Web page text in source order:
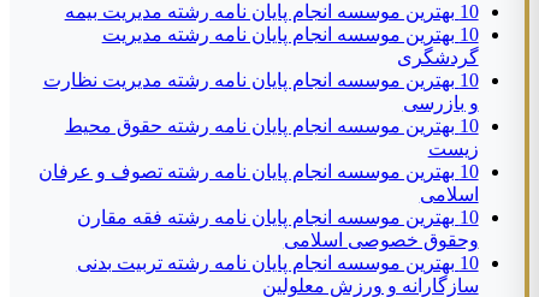
10 بهترین موسسه انجام پایان نامه رشته مدیریت بیمه
10 بهترین موسسه انجام پایان نامه رشته مدیریت
گردشگری
10 بهترین موسسه انجام پایان نامه رشته مدیریت نظارت
و بازرسی
10 بهترین موسسه انجام پایان نامه رشته حقوق محیط
زیست
10 بهترین موسسه انجام پایان نامه رشته تصوف و عرفان
اسلامی
10 بهترین موسسه انجام پایان نامه رشته فقه مقارن
وحقوق خصوصی اسلامی
10 بهترین موسسه انجام پایان نامه رشته تربیت بدنی
سازگارانه و ورزش معلولین